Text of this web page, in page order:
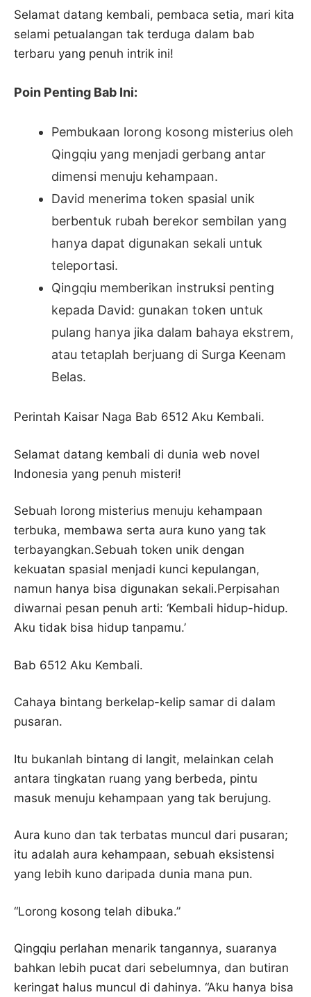
Selamat datang kembali, pembaca setia, mari kita
selami petualangan tak terduga dalam bab
terbaru yang penuh intrik ini!
Poin Penting Bab Ini:
Pembukaan lorong kosong misterius oleh
Qingqiu yang menjadi gerbang antar
dimensi menuju kehampaan.
David menerima token spasial unik
berbentuk rubah berekor sembilan yang
hanya dapat digunakan sekali untuk
teleportasi.
Qingqiu memberikan instruksi penting
kepada David: gunakan token untuk
pulang hanya jika dalam bahaya ekstrem,
atau tetaplah berjuang di Surga Keenam
Belas.
Perintah Kaisar Naga Bab 6512 Aku Kembali.
Selamat datang kembali di dunia web novel
Indonesia yang penuh misteri!
Sebuah lorong misterius menuju kehampaan
terbuka, membawa serta aura kuno yang tak
terbayangkan.Sebuah token unik dengan
kekuatan spasial menjadi kunci kepulangan,
namun hanya bisa digunakan sekali.Perpisahan
diwarnai pesan penuh arti: ‘Kembali hidup-hidup.
Aku tidak bisa hidup tanpamu.’
Bab 6512 Aku Kembali.
Cahaya bintang berkelap-kelip samar di dalam
pusaran.
Itu bukanlah bintang di langit, melainkan celah
antara tingkatan ruang yang berbeda, pintu
masuk menuju kehampaan yang tak berujung.
Aura kuno dan tak terbatas muncul dari pusaran;
itu adalah aura kehampaan, sebuah eksistensi
yang lebih kuno daripada dunia mana pun.
“Lorong kosong telah dibuka.”
Qingqiu perlahan menarik tangannya, suaranya
bahkan lebih pucat dari sebelumnya, dan butiran
keringat halus muncul di dahinya. “Aku hanya bisa